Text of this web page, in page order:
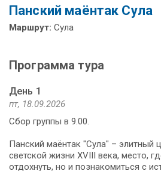
Панский маёнтак Сула
Маршрут: Сула
Программа тура
День 1
пт, 18.09.2026
Сбор группы в 9.00.
Панский маёнтак "Сула" – элитный
светской жизни XVIII века, место,
отдохнуть, но и познакомиться с